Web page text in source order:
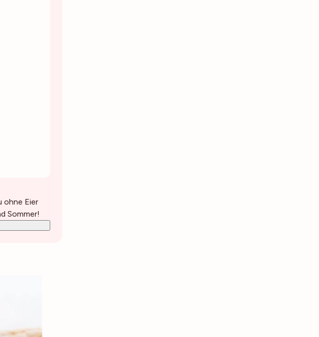
ohne Eier
Sommer!